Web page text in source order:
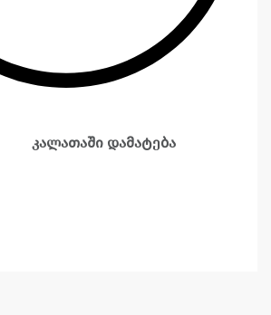
კალათაში დამატება